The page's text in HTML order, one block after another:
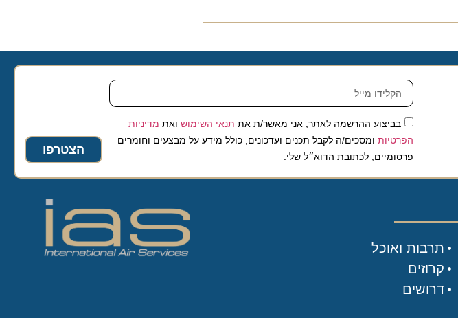
בביצוע ההרשמה לאתר, אני מאשר/ת אתתנאי השימושואת מדיניות
הפרטיותומסכים/ה לקבל תכנים ועדכונים, כולל מידע על מבצעים וחומרים
פרסומיים, לכתובת הדוא״ל שלי.
הצטרפו
תרבות ואוכל
קרוזים
דרושים